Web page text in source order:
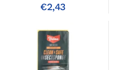
€2,43